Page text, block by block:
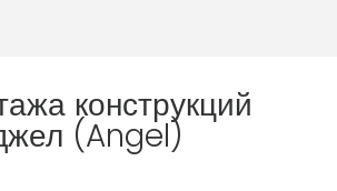
конструкций
(Angel)​